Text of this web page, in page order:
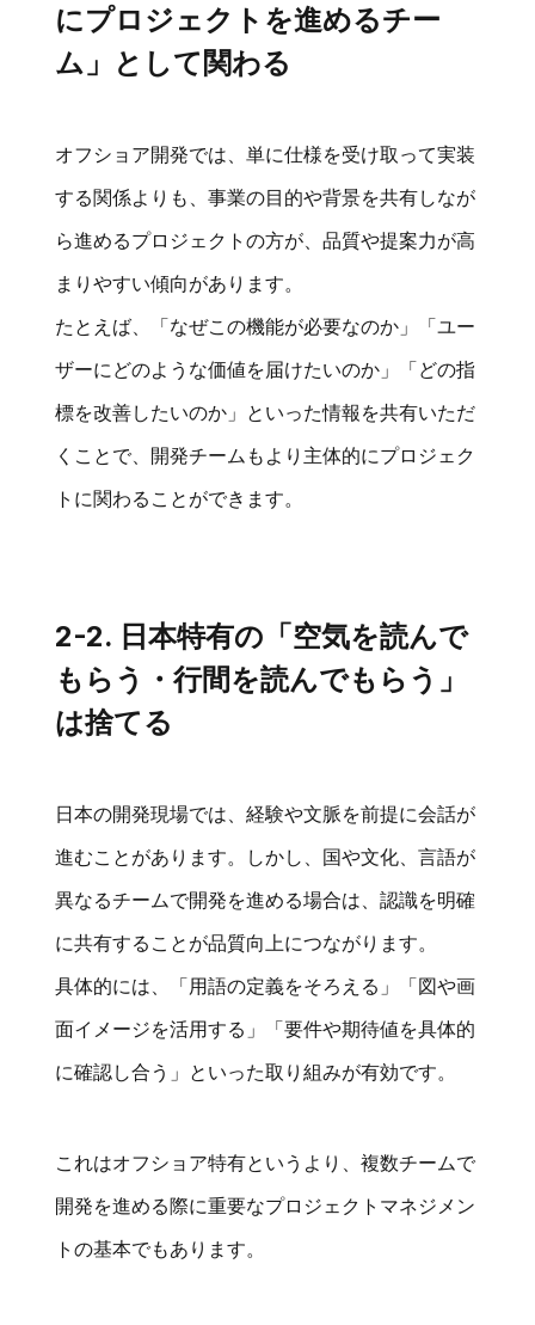
にプロジェクトを進めるチー
ム」として関わる
オフショア開発では、単に仕様を受け取って実装
する関係よりも、事業の目的や背景を共有しなが
ら進めるプロジェクトの方が、品質や提案力が高
まりやすい傾向があります。
たとえば、「なぜこの機能が必要なのか」「ユー
ザーにどのような価値を届けたいのか」「どの指
標を改善したいのか」といった情報を共有いただ
くことで、開発チームもより主体的にプロジェク
トに関わることができます。
2-2. 日本特有の「空気を読んで
もらう・行間を読んでもらう」
は捨てる
日本の開発現場では、経験や文脈を前提に会話が
進むことがあります。しかし、国や文化、言語が
異なるチームで開発を進める場合は、認識を明確
に共有することが品質向上につながります。
具体的には、「用語の定義をそろえる」「図や画
面イメージを活用する」「要件や期待値を具体的
に確認し合う」といった取り組みが有効です。
これはオフショア特有というより、複数チームで
開発を進める際に重要なプロジェクトマネジメン
トの基本でもあります。